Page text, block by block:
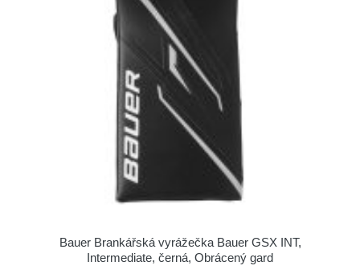
Bauer Brankářská vyrážečka Bauer GSX INT,
Intermediate, černá, Obrácený gard